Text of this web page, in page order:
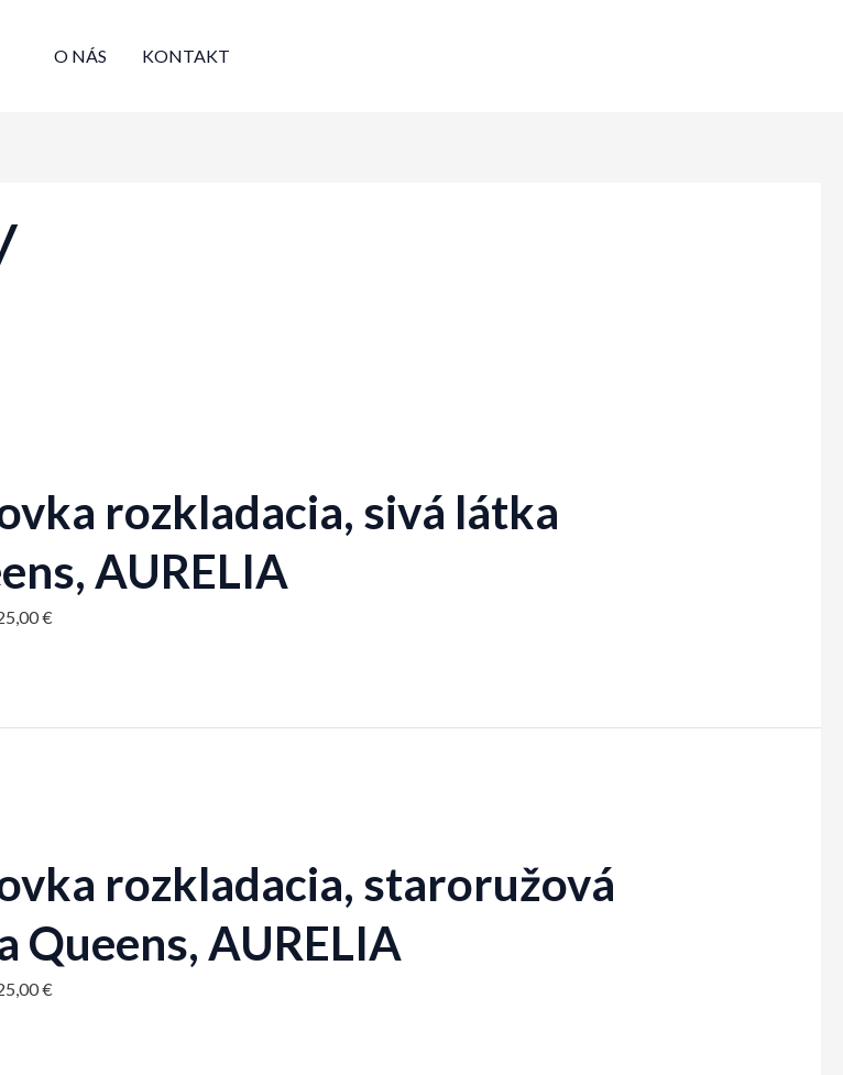
O NÁS KONTAKT
rozkladacia, sivá látka
AURELIA
€
rozkladacia, staroružová
Queens, AURELIA
€